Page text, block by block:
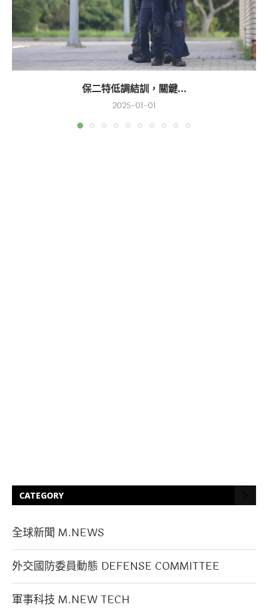
保二特低調結訓，關鍵...
2025-01-01
CATEGORY
全球新聞 M.NEWS
外交國防委員動態 DEFENSE COMMITTEE
軍事科技 M.NEW TECH